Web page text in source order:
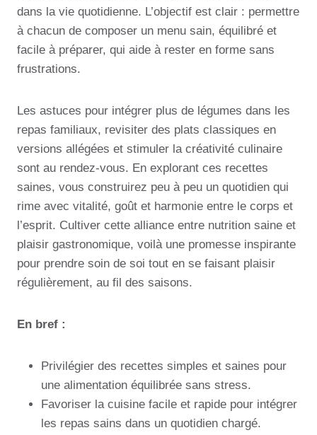
dans la vie quotidienne. L’objectif est clair : permettre
à chacun de composer un menu sain, équilibré et
facile à préparer, qui aide à rester en forme sans
frustrations.
Les astuces pour intégrer plus de légumes dans les
repas familiaux, revisiter des plats classiques en
versions allégées et stimuler la créativité culinaire
sont au rendez-vous. En explorant ces recettes
saines, vous construirez peu à peu un quotidien qui
rime avec vitalité, goût et harmonie entre le corps et
l’esprit. Cultiver cette alliance entre nutrition saine et
plaisir gastronomique, voilà une promesse inspirante
pour prendre soin de soi tout en se faisant plaisir
régulièrement, au fil des saisons.
En bref :
Privilégier des recettes simples et saines pour
une alimentation équilibrée sans stress.
Favoriser la cuisine facile et rapide pour intégrer
les repas sains dans un quotidien chargé.